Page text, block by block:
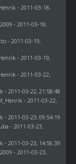
- 2011-03-18,
- 2011-03-18,
- 2011-03-19,
- 2011-03-19,
- 2011-03-22,
- 2011-03-22, 21:58:48
- 2011-03-22,
- 2011-03-23, 09:54:19
- 2011-03-23,
- 2011-03-23, 14:56:39
- 2011-03-23,